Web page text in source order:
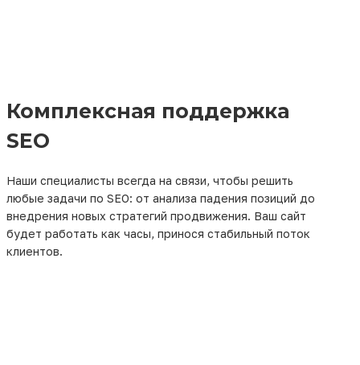
Комплексная поддержка
SEO
Наши специалисты всегда на связи, чтобы решить
любые задачи по SEO: от анализа падения позиций до
внедрения новых стратегий продвижения. Ваш сайт
будет работать как часы, принося стабильный поток
клиентов.